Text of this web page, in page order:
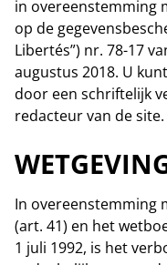
in overeenstemming
op de
Libertés”) nr. 78-17
augustus 2018. U
door een schriftelijk
redacteur van de site.
In overeenstemming
(art. 41) en het
1 juli 1992, is het